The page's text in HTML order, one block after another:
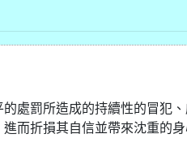
處罰所造成的持續性的冒犯
而折損其自信並帶來沈重的身